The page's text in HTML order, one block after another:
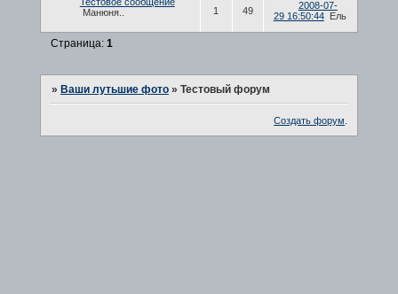
Манюня..
1 49
2008-07-
29 16:50:44
Ель
Страница: 1
» Ваши лутьшие фото » Тестовый форум
Создать форум